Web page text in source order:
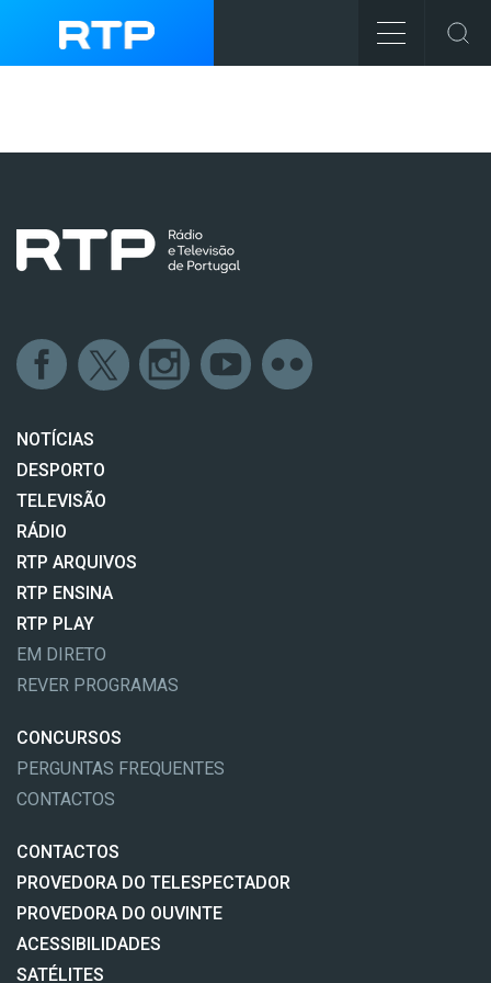
NOTÍCIAS
DESPORTO
TELEVISÃO
RÁDIO
RTP ARQUIVOS
RTP ENSINA
RTP PLAY
EM DIRETO
REVER PROGRAMAS
CONCURSOS
PERGUNTAS FREQUENTES
CONTACTOS
CONTACTOS
PROVEDORA DO TELESPECTADOR
PROVEDORA DO OUVINTE
ACESSIBILIDADES
SATÉLITES